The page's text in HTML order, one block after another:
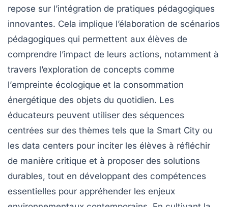
repose sur l’intégration de pratiques pédagogiques
innovantes. Cela implique l’élaboration de scénarios
pédagogiques qui permettent aux élèves de
comprendre l’impact de leurs actions, notamment à
travers l’exploration de concepts comme
l’empreinte écologique et la consommation
énergétique des objets du quotidien. Les
éducateurs peuvent utiliser des séquences
centrées sur des thèmes tels que la Smart City ou
les data centers pour inciter les élèves à réfléchir
de manière critique et à proposer des solutions
durables, tout en développant des compétences
essentielles pour appréhender les enjeux